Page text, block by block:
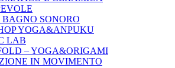
SONORO
YOGA&ANPUKU
LAB
– YOGA&ORIGAMI
IN MOVIMENTO